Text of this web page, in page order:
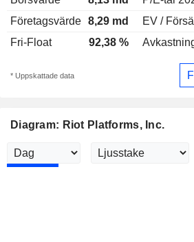
Företagsvärde 8,29 md EV /
Fri-Float
92,38 %
* Uppskattade data
Diagram: Riot Platforms, Inc.